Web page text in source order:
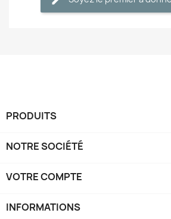
PRODUITS
NOTRE SOCIÉTÉ
VOTRE COMPTE
INFORMATIONS